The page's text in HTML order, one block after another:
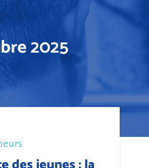
2025
des jeunes : la